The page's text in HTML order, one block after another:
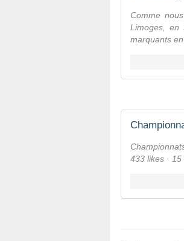
Comme
Limoges, en
marquants en
433 likes ·